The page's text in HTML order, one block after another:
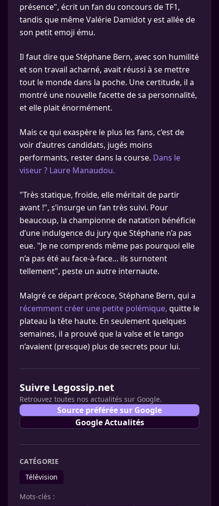
présence", écrit un fan du concours de TF1,
tandis que même Valérie Damidot y est allée de
son petit emoji ému.
Il faut dire que Stéphane Bern, avec son humilité
et son travail acharné, avait réussi à se mettre
tout le monde dans la poche. Une certitude, il a
montré une nouvelle facette de sa personnalité,
et elle plait énormément.
Mais ce qui exaspère le plus les fans, c’est de
voir d’autres candidats, jugés moins
performants, rester dans la course. Dans le
viseur ? Laure Manaudou.
"Très statique, froide, elle méritait de partir
avant !", s’insurge un fan très suivi. Pour
beaucoup, la championne de natation bénéficie
d’une indulgence du jury que Stéphane n’a pas
eue. "Je ne comprends même pas pourquoi elle
n’a pas été au face-à-face... ils surnotent
tellement", peste un autre internaute.
Malgré ce départ précoce, Stéphane Bern, qui a
récemment créer une petite polémique, quitte le
plateau la tête haute. En seulement quelques
semaines, il a prouvé que la valse et le tango
n’avaient (presque) plus de secrets pour lui.
Suivre Legossip.net
Retrouvez toutes nos actualités sur Google.
Source préférée sur Google
Google Actualités
CATÉGORIE
Télévision
Mots-clés :